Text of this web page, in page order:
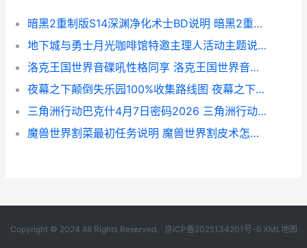
暗黑2重制版S14深渊净化术士BD说明 暗黑2重制版s14赛季更新内容
地下城与勇士月光咖啡馆特邀主理人活动主题说明 地下城与勇士月溪镇任务
洛克王国世界音碟吼性格同享 洛克王国世界音碟吼
夜幕之下颠倒失乐园100%收集路线图 夜幕之下后半句
三角洲行动巴克什4月7日密码2026 三角洲行动巴克什密码门
魔兽世界割菜最初任务说明 魔兽世界割皮术怎么练
Copyright © 2024 All Rights Reserved. 京ICP备2025134201号-6 XML地图